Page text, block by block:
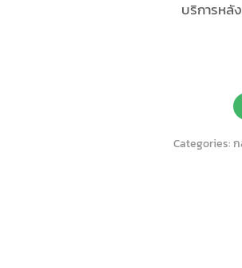
บริการหลั
Categories: